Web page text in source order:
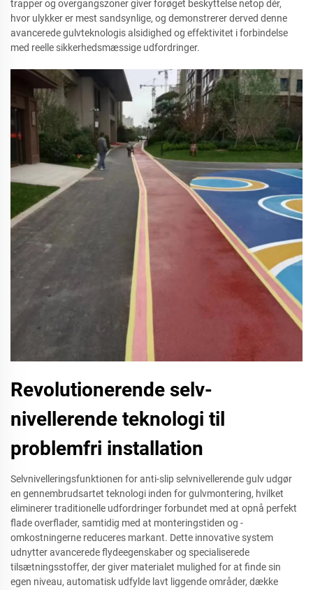
trapper og overgangszoner giver forøget beskyttelse netop dér,
hvor ulykker er mest sandsynlige, og demonstrerer derved denne
avancerede gulvteknologis alsidighed og effektivitet i forbindelse
med reelle sikkerhedsmæssige udfordringer.
Revolutionerende selv-
nivellerende teknologi til
problemfri installation
Selvnivelleringsfunktionen for anti-slip selvnivellerende gulv udgør
en gennembrudsartet teknologi inden for gulvmontering, hvilket
eliminerer traditionelle udfordringer forbundet med at opnå perfekt
flade overflader, samtidig med at monteringstiden og -
omkostningerne reduceres markant. Dette innovative system
udnytter avancerede flydeegenskaber og specialiserede
tilsætningsstoffer, der giver materialet mulighed for at finde sin
egen niveau, automatisk udfylde lavt liggende områder, dække